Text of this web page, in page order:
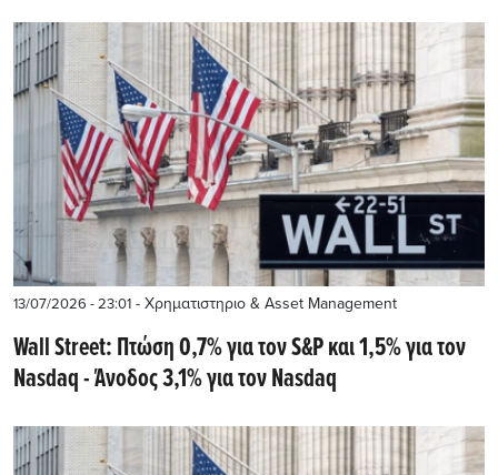
13/07/2026 - 23:01 - Χρηματιστηριο & Asset Management
Wall Street: Πτώση 0,7% για τον S&P και 1,5% για τον
Nasdaq - Άνοδος 3,1% για τον Nasdaq